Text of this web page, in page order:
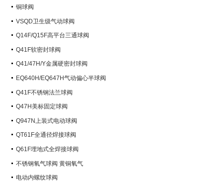
铜球阀
VSQD卫生级气动球阀
Q14F/Q15F高平台三通球阀
Q41F软密封球阀
Q41/47H/Y金属硬密封球阀
EQ640H/EQ647H气动偏心半球阀
Q41F不锈钢法兰球阀
Q47H美标固定球阀
Q947N上装式电动球阀
QT61F全通径焊接球阀
Q61F埋地式全焊接球阀
不锈钢氧气球阀 黄铜氧气
电动内螺纹球阀